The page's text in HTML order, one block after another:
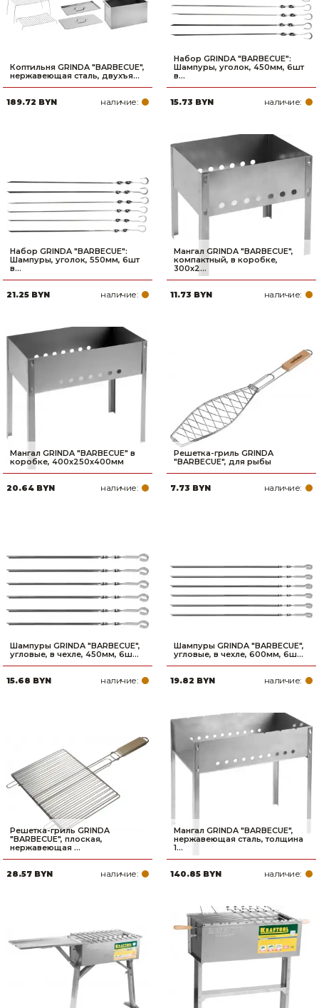
Коптильня GRINDA ″BARBECUE″,
нержавеющая сталь, двухъя...
189.72 BYN наличие:
Набор GRINDA ″BARBECUE″:
Шампуры, уголок, 450мм, 6шт
в...
15.73 BYN наличие:
Набор GRINDA ″BARBECUE″:
Шампуры, уголок, 550мм, 6шт
в...
21.25 BYN наличие:
Мангал GRINDA ″BARBECUE″,
компактный, в коробке,
300х2...
11.73 BYN наличие:
Мангал GRINDA ″BARBECUE″ в
коробке, 400х250х400мм
20.64 BYN наличие:
Решетка-гриль GRINDA
″BARBECUE″, для рыбы
7.73 BYN наличие:
Шампуры GRINDA ″BARBECUE″,
угловые, в чехле, 450мм, 6ш...
15.68 BYN наличие:
Шампуры GRINDA ″BARBECUE″,
угловые, в чехле, 600мм, 6ш...
19.82 BYN наличие:
Решетка-гриль GRINDA
″BARBECUE″, плоская,
нержавеющая ...
28.57 BYN наличие:
Мангал GRINDA ″BARBECUE″,
нержавеющая сталь, толщина
1...
140.85 BYN наличие: